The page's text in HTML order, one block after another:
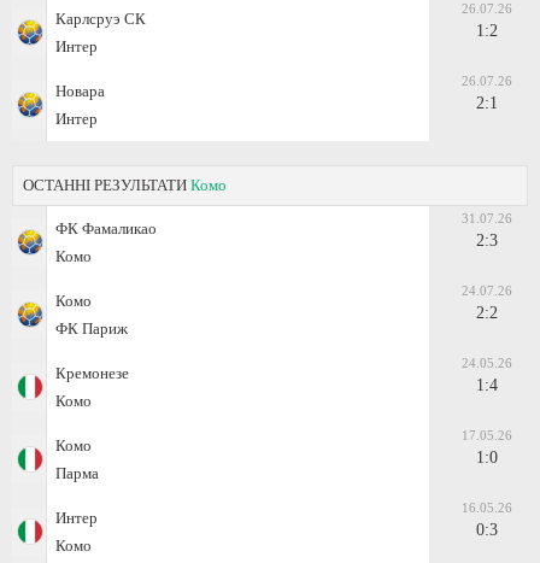
Карлсруэ СК
Интер
26.07.26
1:2
Новара
Интер
26.07.26
2:1
ОСТАННІ РЕЗУЛЬТАТИ Комо
ФК Фамаликао
Комо
31.07.26
2:3
Комо
ФК Париж
24.07.26
2:2
Кремонезе
Комо
24.05.26
1:4
Комо
Парма
17.05.26
1:0
Интер
Комо
16.05.26
0:3